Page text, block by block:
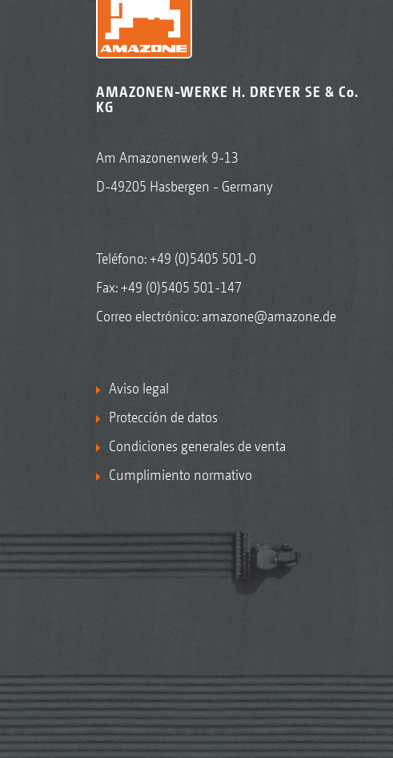
AMAZONEN-WERKE H. DREYER SE & Co.
KG
Am Amazonenwerk 9-13
D-49205 Hasbergen - Germany
Teléfono:+49 (0)5405 501-0
Fax: +49 (0)5405 501-147
Correo electrónico: amazone@amazone.de
Aviso legal
Protección de datos
Condiciones generales de venta
Cumplimiento normativo